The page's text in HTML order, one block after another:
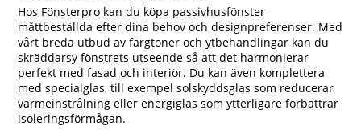
Hos Fönsterpro kan du köpa passivhusfönster
måttbeställda efter dina behov och designpreferenser. Med
vårt breda utbud av färgtoner och ytbehandlingar kan du
skräddarsy fönstrets utseende så att det harmonierar
perfekt med fasad och interiör. Du kan även komplettera
med specialglas, till exempel solskyddsglas som reducerar
värmeinstrålning eller energiglas som ytterligare förbättrar
isoleringsförmågan.